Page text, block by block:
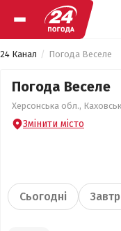
24 Канал Погода Веселе
Погода Веселе
Херсонська обл.,
Змінити місто
Сьогодні